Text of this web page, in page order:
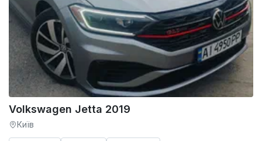
Volkswagen Jetta 2019
Київ